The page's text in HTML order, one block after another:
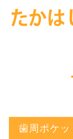
院内風景
歯周ポケ